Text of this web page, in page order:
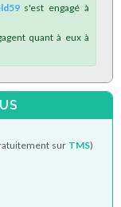
s'est engagé à
quant à eux à
sur TMS)